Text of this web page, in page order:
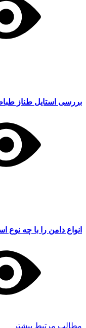
بررسی استایل طناز
انواع دامن را با چه نوع
مطالب مرتبط بیشتر